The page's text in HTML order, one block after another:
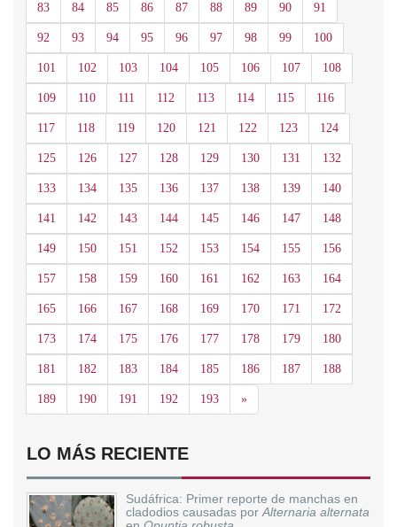
83 84 85 86 87 88 89 90 91
92 93 94 95 96 97 98 99 100
101 102 103 104 105 106 107 108
109 110 111 112 113 114 115 116
117 118 119 120 121 122 123 124
125 126 127 128 129 130 131 132
133 134 135 136 137 138 139 140
141 142 143 144 145 146 147 148
149 150 151 152 153 154 155 156
157 158 159 160 161 162 163 164
165 166 167 168 169 170 171 172
173 174 175 176 177 178 179 180
181 182 183 184 185 186 187 188
189 190 191 192 193 »Siguiente
LO MÁS RECIENTE
Sudáfrica: Primer reporte de manchas en
cladodios causadas por Alternaria alternata